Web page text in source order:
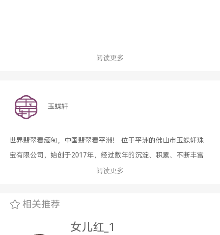
阅读更多
玉蝶轩
世界翡翠看缅甸，中国翡翠看平洲！ 位于平洲的佛山市玉蝶轩珠
宝有限公司，始创于2017年，经过数年的沉淀、积累、不断丰富
着自己的玉器造型和雕琢技术，更赋予了“玉蝶轩”深刻的文化内涵!
念！ 切、磨、琢、做挂件，做摆件，只有想不到，没有做不到!公
营销团队，售后服务团队...... 您所见到的每一件“玉蝶轩”“玥璞”产
阅读更多
相关推荐
女儿红_1